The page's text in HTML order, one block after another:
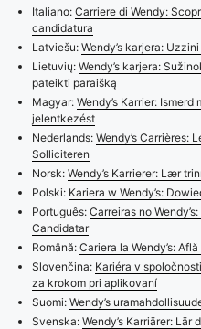
Italiano: Carriere di Wendy:
candidatura
Latviešu: Wendy’s karjera:
Lietuvių: Wendy’s karjera:
pateikti paraišką
Magyar: Wendy’s Karrier:
jelentkezést
Nederlands: Wendy’s Carrières:
Solliciteren
Norsk: Wendy’s Karrierer: Lær
Polski: Kariera w Wendy’s:
Português: Carreiras no
Candidatar
Română: Cariera la Wendy’s:
Slovenčina: Kariéra v
za krokom pri aplikovaní
Suomi: Wendy’s
Svenska: Wendy’s Karriärer: